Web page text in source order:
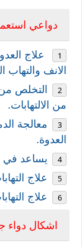
دواعي
علاج
الانف والتهاب
التخلص من
من الالتهابات.
معالجة
العدوة.
يساعد في
علاج
علاج
اشكال دواء